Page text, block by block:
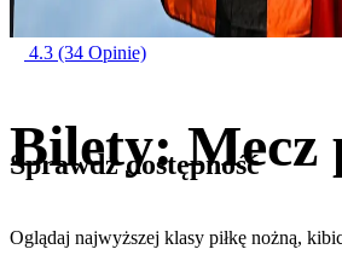
4.3 (34 Opinie)
Bilety: Mecz
Oglądaj najwyższej klasy piłkę nożną,
Sprawdź dostępność